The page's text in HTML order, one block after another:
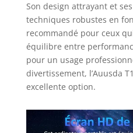
Son design attrayant et
techniques robustes en
recommandé pour ceux
équilibre entre
pour un usage
divertissement, l’Auusda
excellente option.